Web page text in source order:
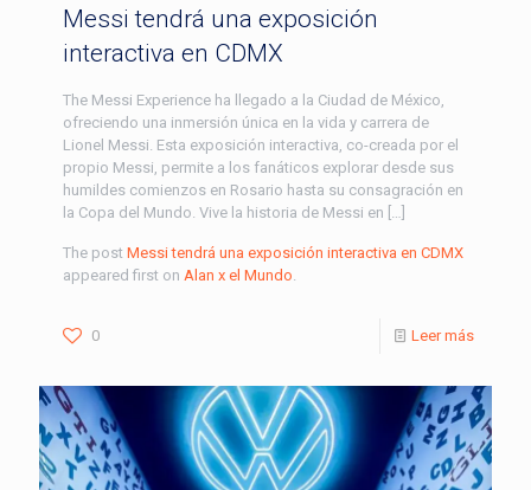
Messi tendrá una exposición
interactiva en CDMX
The Messi Experience ha llegado a la Ciudad de México,
ofreciendo una inmersión única en la vida y carrera de
Lionel Messi. Esta exposición interactiva, co-creada por el
propio Messi, permite a los fanáticos explorar desde sus
humildes comienzos en Rosario hasta su consagración en
la Copa del Mundo. Vive la historia de Messi en […]
The post Messi tendrá una exposición interactiva en CDMX
appeared first on Alan x el Mundo.
0 Leer más